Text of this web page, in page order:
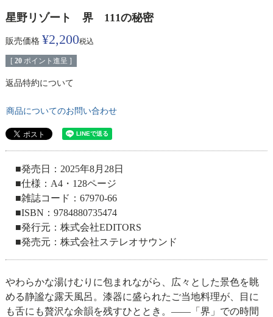
星野リゾート 界 111の秘密
販売価格 ¥2,200税込
[ 20 ポイント進呈 ]
返品特約について
商品についてのお問い合わせ
■発売日：2025年8月28日
■仕様：A4・128ページ
■雑誌コード：67970-66
■ISBN：9784880735474
■発行元：株式会社EDITORS
■発売元：株式会社ステレオサウンド
やわらかな湯けむりに包まれながら、広々とした景色を眺
める静謐な露天風呂。漆器に盛られたご当地料理が、目に
も舌にも贅沢な余韻を残すひととき。――「界」での時間